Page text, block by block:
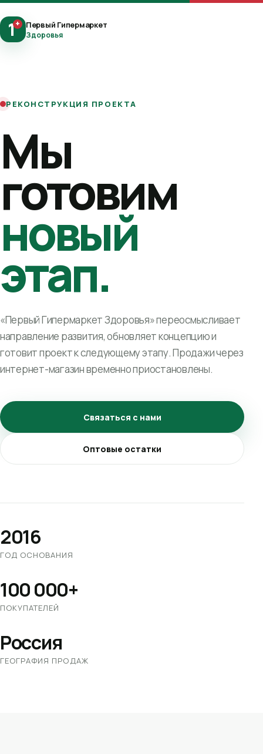
1+ Первый Гипермаркет
Здоровья
РЕКОНСТРУКЦИЯ ПРОЕКТА
Мы
готовим
новый
этап.
«Первый Гипермаркет Здоровья» переосмысливает
направление развития, обновляет концепцию и
готовит проект к следующему этапу. Продажи через
интернет-магазин временно приостановлены.
Связаться с нами
Оптовые остатки
2016
ГОД ОСНОВАНИЯ
100 000+
ПОКУПАТЕЛЕЙ
Россия
ГЕОГРАФИЯ ПРОДАЖ